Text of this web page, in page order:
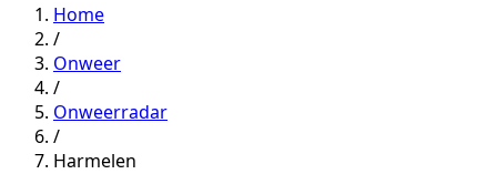
Home
/
Onweer
/
Onweerradar
/
Harmelen